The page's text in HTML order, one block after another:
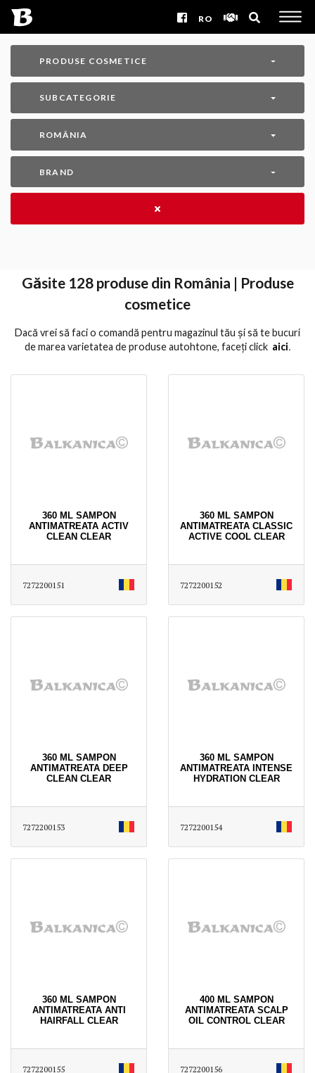
RO
PRODUSE COSMETICE
SUBCATEGORIE
ROMÂNIA
BRAND
Găsite 128produse din România | Produse
cosmetice
Dacă vrei să faci o comandă pentru magazinul tău și să te bucuri
de marea varietatea de produse autohtone, faceți click aici․
360 ML SAMPON
ANTIMATREATA ACTIV
CLEAN CLEAR
7272200151
360 ML SAMPON
ANTIMATREATA CLASSIC
ACTIVE COOL CLEAR
7272200152
360 ML SAMPON
ANTIMATREATA DEEP
CLEAN CLEAR
7272200153
360 ML SAMPON
ANTIMATREATA INTENSE
HYDRATION CLEAR
7272200154
360 ML SAMPON
ANTIMATREATA ANTI
HAIRFALL CLEAR
7272200155
400 ML SAMPON
ANTIMATREATA SCALP
OIL CONTROL CLEAR
7272200156